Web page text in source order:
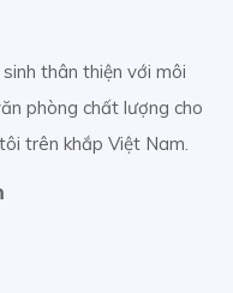
thân thiện với môi
phòng chất lượng cho
trên khắp Việt Nam.